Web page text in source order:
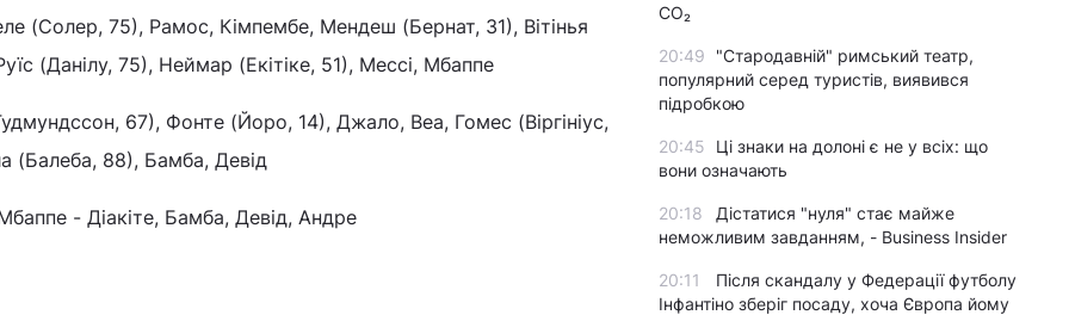
(Солер, 75), Рамос, Кімпембе, Мендеш (Бернат, 31), Вітінья
(Данілу, 75), Неймар (Екітіке, 51), Мессі, Мбаппе
67), Фонте (Йоро, 14), Джало, Веа, Гомес (Віргініус,
(Балеба, 88), Бамба, Девід
- Діакіте, Бамба, Девід, Андре
CO₂
20:49
"Стародавній" римський театр,
популярний серед туристів, виявився
підробкою
20:45
Ці знаки на долоні є не у всіх: що
вони означають
20:18
Дістатися "нуля" стає майже
неможливим завданням, - Business Insider
20:11
Після скандалу у Федерації футболу
Інфантіно зберіг посаду, хоча Європа йому